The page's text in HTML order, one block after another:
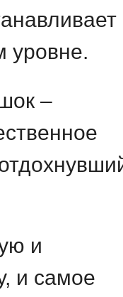
уровне.
–
и
и самое